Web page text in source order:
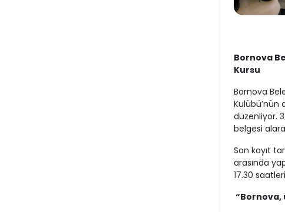
Bornova
Kursu
Bornova
Kulübü’nün
düzenliyor.
belgesi
Son kayıt
arasında
17.30
“Bornova,